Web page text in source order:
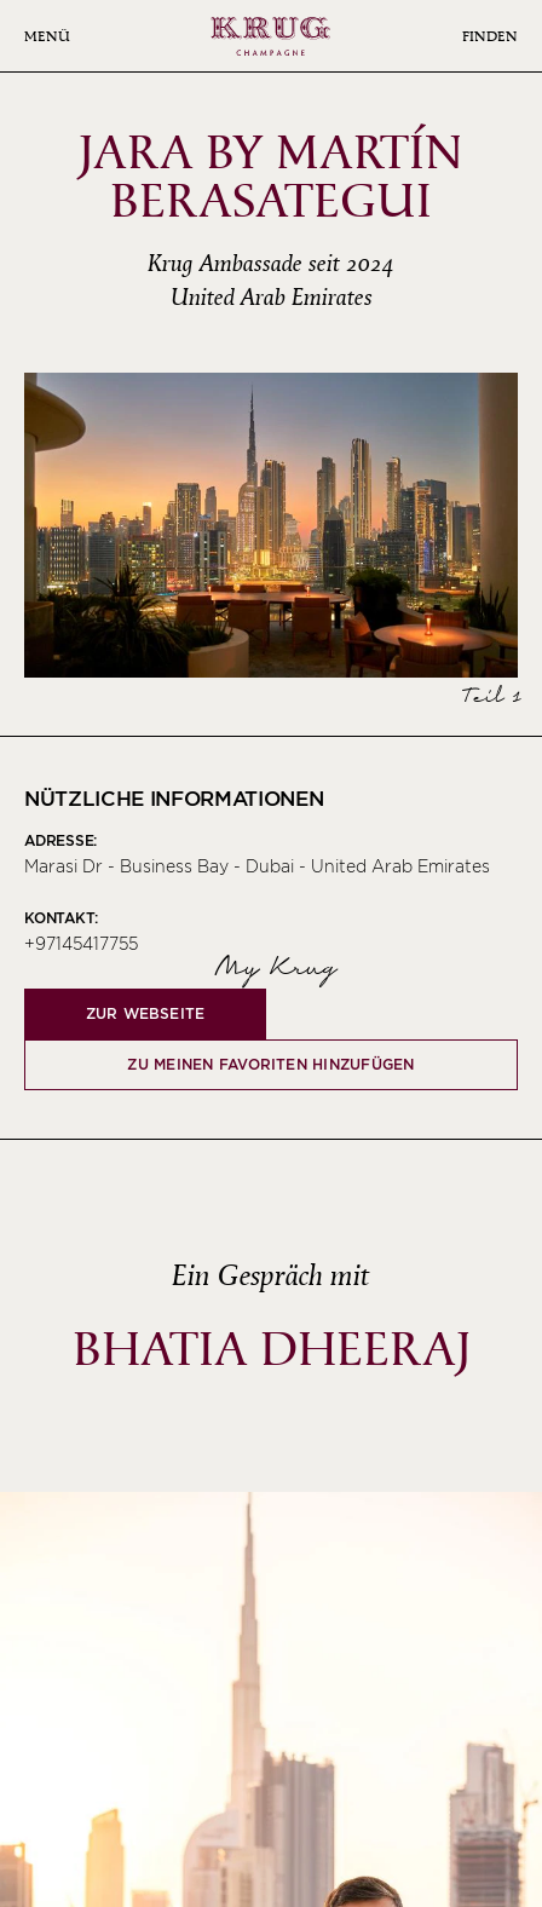
MENÜ FINDEN
JARA BY MARTÍN
BERASATEGUI
Krug Ambassade seit 2024
United Arab Emirates
Teil 1
NÜTZLICHE INFORMATIONEN
ADRESSE:
Marasi Dr - Business Bay - Dubai - United Arab Emirates
KONTAKT:
+97145417755
My Krug
ZUR WEBSEITE
ZU MEINEN FAVORITEN HINZUFÜGEN
Ein Gespräch mit
BHATIA DHEERAJ